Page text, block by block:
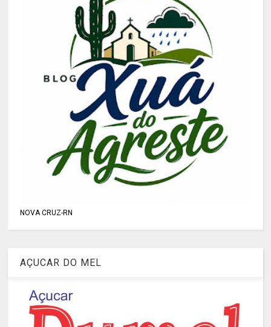
NOVA CRUZ-RN
AÇUCAR DO MEL